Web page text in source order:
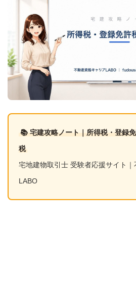
📚 宅建攻略ノート｜所得税・登録
税
宅地建物取引士 受験者応援サイト
LABO